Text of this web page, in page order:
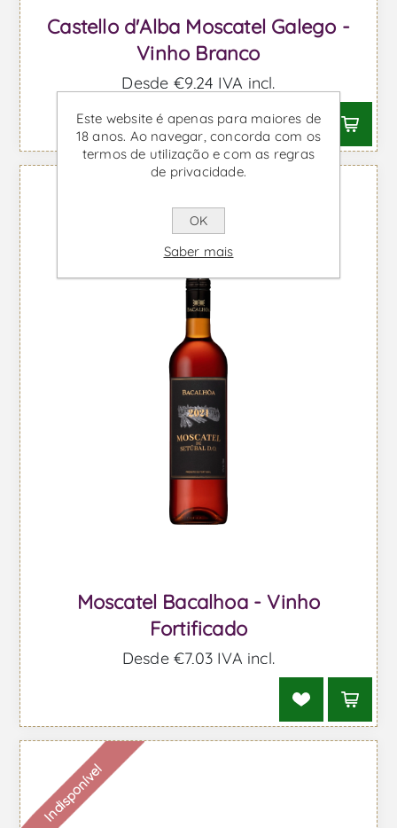
Castello d'Alba Moscatel Galego -
Vinho Branco
Desde €9,24 IVA incl.
Moscatel Bacalhoa - Vinho
Fortificado
Desde €7,03 IVA incl.
Indisponível
Este website é apenas para maiores de
18 anos. Ao navegar, concorda com os
termos de utilização e com as regras
de privacidade.
OK
Saber mais